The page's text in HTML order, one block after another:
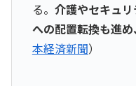
る。 介護やセキュ
への配置転換も進め
本経済新聞）